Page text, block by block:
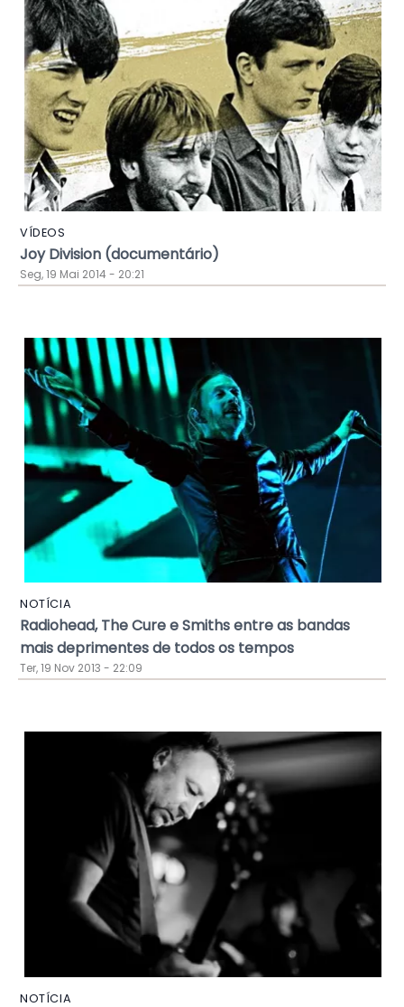
VÍDEOS
Joy Division (documentário)
Seg, 19 Mai 2014 - 20:21
NOTÍCIA
Radiohead, The Cure e Smiths entre as bandas
mais deprimentes de todos os tempos
Ter, 19 Nov 2013 - 22:09
NOTÍCIA